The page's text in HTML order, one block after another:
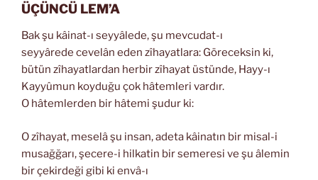
ÜÇÜNCÜ LEM’A
Bak şu kâinat-ı seyyâlede, şu mevcudat-ı
seyyârede cevelân eden zîhayatlara: Göreceksin ki,
bütün zîhayatlardan herbir zîhayat üstünde, Hayy-ı
Kayyûmun koyduğu çok hâtemleri vardır.
O hâtemlerden bir hâtemi şudur ki:
O zîhayat, meselâ şu insan, adeta kâinatın bir misal-i
musağğarı, şecere-i hilkatin bir semeresi ve şu âlemin
bir çekirdeği gibi ki envâ-ı